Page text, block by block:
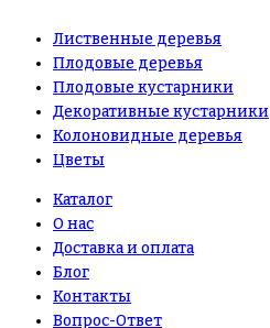
Лиственные деревья
Плодовые деревья
Плодовые кустарники
Декоративные кустарники
Колоновидные деревья
Цветы
Каталог
О нас
Доставка и оплата
Блог
Контакты
Вопрос-Ответ